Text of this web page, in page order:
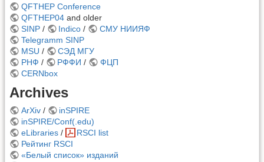
QFTHEP Conference
QFTHEP04and older
SINP/ Indico /
СМУ НИИЯФ
Telegramm SINP
MSU /
СЭД МГУ
РНФ / РФФИ /
ФЦП
CERNbox
Archives
ArXiv/
inSPIRE
inSPIRE/Conf(.edu)
eLibraries/
RSCI list
Рейтинг RSCI
«Белый список» изданий